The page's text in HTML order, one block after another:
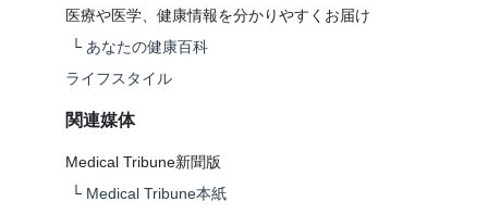
医療や医学、健康情報を分かりやすくお届け
└ あなたの健康百科
ライフスタイル
関連媒体
Medical Tribune新聞版
└ Medical Tribune本紙